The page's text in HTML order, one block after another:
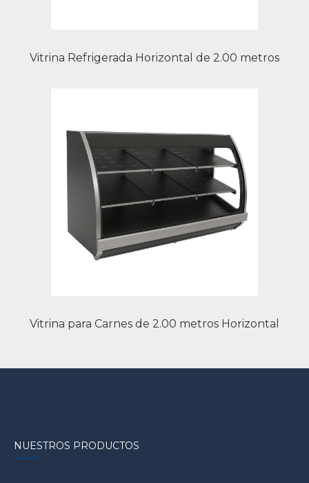
Vitrina Refrigerada Horizontal de 2.00 metros
Vitrina para Carnes de 2.00 metros Horizontal
NUESTROS PRODUCTOS